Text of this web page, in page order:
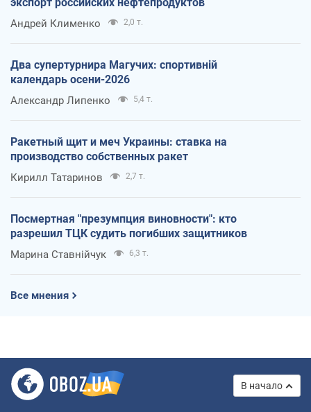
Андрей Клименко 2,0 т.
Два супертурнира Магучих: спортивній
календарь осени-2026
Александр Липенко 5,4 т.
Ракетный щит и меч Украины: ставка на
производство собственных ракет
Кирилл Татаринов 2,7 т.
Посмертная "презумпция виновности": кто
разрешил ТЦК судить погибших защитников
Марина Ставнійчук 6,3 т.
Все мнения
В начало